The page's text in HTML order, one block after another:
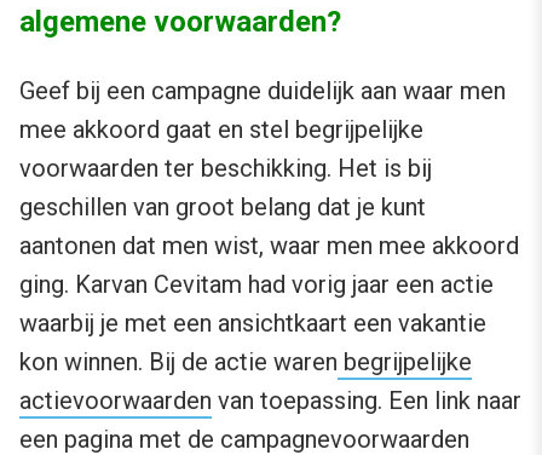
algemene voorwaarden?
Geef bij een campagne duidelijk aan waar men
mee akkoord gaat en stel begrijpelijke
voorwaarden ter beschikking. Het is bij
geschillen van groot belang dat je kunt
aantonen dat men wist, waar men mee akkoord
ging. Karvan Cevitam had vorig jaar een actie
waarbij je met een ansichtkaart een vakantie
kon winnen. Bij de actie waren begrijpelijke
actievoorwaarden van toepassing. Een link naar
een pagina met de campagnevoorwaarden